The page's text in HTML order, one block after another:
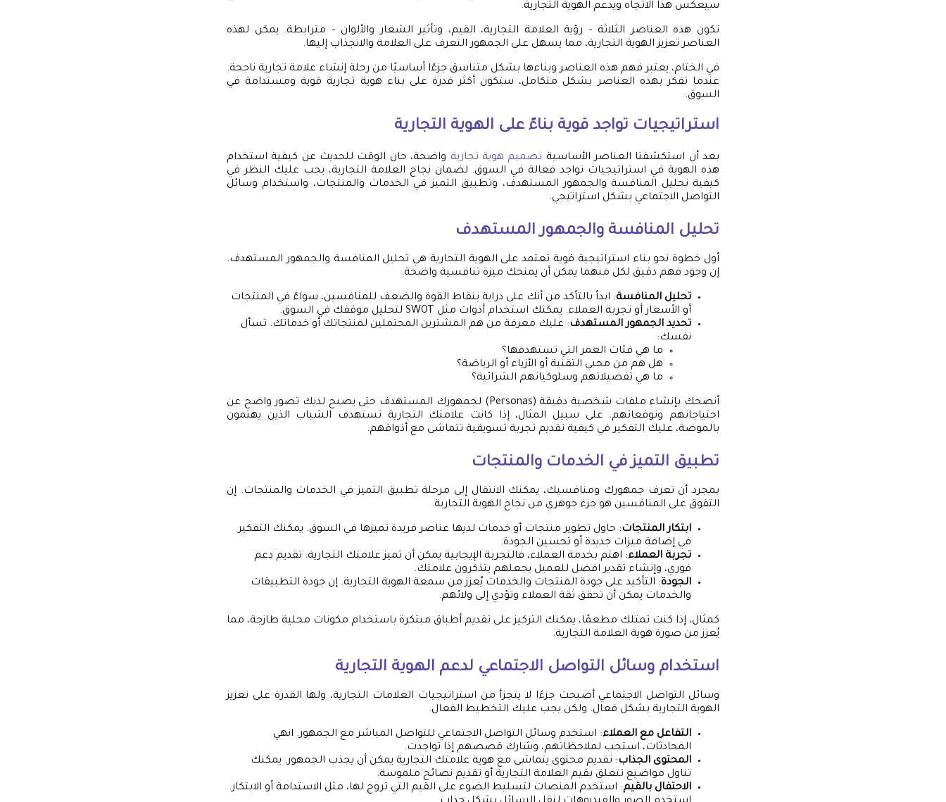
سيعكس هذا الاتجاه ويدعم الهوية التجارية.
تكون هذه العناصر الثلاثة – رؤية العلامة التجارية، القيم، وتأثير الشعار والألوان – مترابطة. يمكن لهذه
العناصر تعزيز الهوية التجارية، مما يسهل على الجمهور التعرف على العلامة والانجذاب إليها.
في الختام، يعتبر فهم هذه العناصر وبناءها بشكل متناسق جزءًا أساسيًا من رحلة إنشاء علامة تجارية ناجحة.
عندما تفكر بهذه العناصر بشكل متكامل، ستكون أكثر قدرة على بناء هوية تجارية قوية ومستدامة في
السوق.
استراتيجيات تواجد قوية بناءً على الهوية التجارية
بعد أن استكشفنا العناصر الأساسية تصميم هوية تجارية واضحة، حان الوقت للحديث عن كيفية استخدام
هذه الهوية في استراتيجيات تواجد فعالة في السوق. لضمان نجاح العلامة التجارية، يجب عليك النظر في
كيفية تحليل المنافسة والجمهور المستهدف، وتطبيق التميز في الخدمات والمنتجات، واستخدام وسائل
التواصل الاجتماعي بشكل استراتيجي.
تحليل المنافسة والجمهور المستهدف
أول خطوة نحو بناء استراتيجية قوية تعتمد على الهوية التجارية هي تحليل المنافسة والجمهور المستهدف.
إن وجود فهم دقيق لكل منهما يمكن أن يمنحك ميزة تنافسية واضحة.
تحليل المنافسة: ابدأ بالتأكد من أنك على دراية بنقاط القوة والضعف للمنافسين، سواءً في المنتجات
أو الأسعار أو تجربة العملاء. يمكنك استخدام أدوات مثل SWOT لتحليل موقفك في السوق.
تحديد الجمهور المستهدف: عليك معرفة من هم المشترين المحتملين لمنتجاتك أو خدماتك. تسأل
نفسك:
ما هي فئات العمر التي تستهدفها؟
هل هم من محبي التقنية أو الأزياء أو الرياضة؟
ما هي تفضيلاتهم وسلوكياتهم الشرائية؟
أنصحك بإنشاء ملفات شخصية دقيقة (Personas) لجمهورك المستهدف حتى يصبح لديك تصور واضح عن
احتياجاتهم وتوقعاتهم. على سبيل المثال، إذا كانت علامتك التجارية تستهدف الشباب الذين يهتمون
بالموضة، عليك التفكير في كيفية تقديم تجربة تسويقية تتماشى مع أذواقهم.
تطبيق التميز في الخدمات والمنتجات
بمجرد أن تعرف جمهورك ومنافسيك، يمكنك الانتقال إلى مرحلة تطبيق التميز في الخدمات والمنتجات. إن
التفوق على المنافسين هو جزء جوهري من نجاح الهوية التجارية.
ابتكار المنتجات: حاول تطوير منتجات أو خدمات لديها عناصر فريدة تميزها في السوق. يمكنك التفكير
في إضافة ميزات جديدة أو تحسين الجودة.
تجربة العملاء: اهتم بخدمة العملاء، فالتجربة الإيجابية يمكن أن تميز علامتك التجارية. تقديم دعم
فوري، وإنشاء تقدير افضل للعميل يجعلهم يتذكرون علامتك.
الجودة: التأكيد على جودة المنتجات والخدمات يُعزز من سمعة الهوية التجارية. إن جودة التطبيقات
والخدمات يمكن أن تحقق ثقة العملاء وتؤدي إلى ولائهم.
كمثال، إذا كنت تمتلك مطعمًا، يمكنك التركيز على تقديم أطباق مبتكرة باستخدام مكونات محلية طازجة، مما
يُعزز من صورة هوية العلامة التجارية.
استخدام وسائل التواصل الاجتماعي لدعم الهوية التجارية
وسائل التواصل الاجتماعي أصبحت جزءًا لا يتجزأ من استراتيجيات العلامات التجارية، ولها القدرة على تعزيز
الهوية التجارية بشكل فعال. ولكن يجب عليك التخطيط الفعال.
التفاعل مع العملاء: استخدم وسائل التواصل الاجتماعي للتواصل المباشر مع الجمهور. انهي
المحادثات، استجب لملاحظاتهم، وشارك قصصهم إذا تواجدت.
المحتوى الجذاب: تقديم محتوى يتماشى مع هوية علامتك التجارية يمكن أن يجذب الجمهور. يمكنك
تناول مواضيع تتعلق بقيم العلامة التجارية أو تقديم نصائح ملموسة.
الاحتفال بالقيم: استخدم المنصات لتسليط الضوء على القيم التي تروج لها، مثل الاستدامة أو الابتكار.